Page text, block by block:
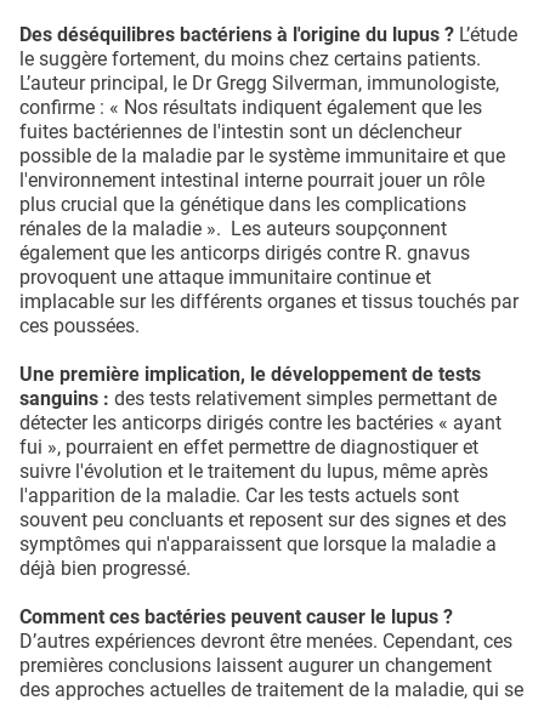
Des déséquilibres bactériens à l'origine du lupus ? L’étude
le suggère fortement, du moins chez certains patients.
L’auteur principal, le Dr Gregg Silverman, immunologiste,
confirme : « Nos résultats indiquent également que les
fuites bactériennes de l'intestin sont un déclencheur
possible de la maladie par le système immunitaire et que
l'environnement intestinal interne pourrait jouer un rôle
plus crucial que la génétique dans les complications
rénales de la maladie ». Les auteurs soupçonnent
également que les anticorps dirigés contre R. gnavus
provoquent une attaque immunitaire continue et
implacable sur les différents organes et tissus touchés par
ces poussées.
Une première implication, le développement de tests
sanguins : des tests relativement simples permettant de
détecter les anticorps dirigés contre les bactéries « ayant
fui », pourraient en effet permettre de diagnostiquer et
suivre l'évolution et le traitement du lupus, même après
l'apparition de la maladie. Car les tests actuels sont
souvent peu concluants et reposent sur des signes et des
symptômes qui n'apparaissent que lorsque la maladie a
déjà bien progressé.
Comment ces bactéries peuvent causer le lupus ?
D’autres expériences devront être menées. Cependant, ces
premières conclusions laissent augurer un changement
des approches actuelles de traitement de la maladie, qui se